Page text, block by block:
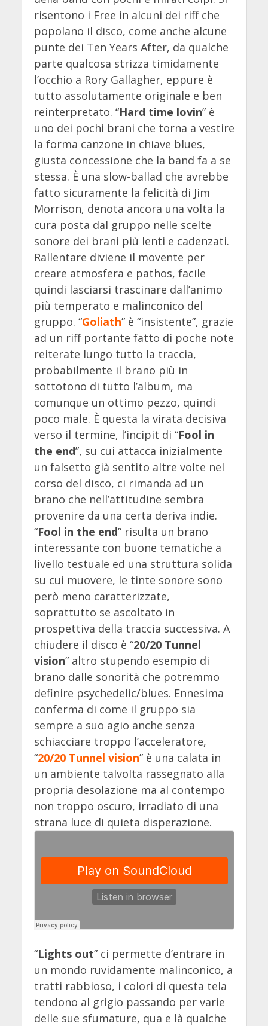
risentono i Free in alcuni dei riff che
popolano il disco, come anche alcune
punte dei Ten Years After, da qualche
parte qualcosa strizza timidamente
l’occhio a Rory Gallagher, eppure è
tutto assolutamente originale e ben
reinterpretato. “Hard time lovin” è
uno dei pochi brani che torna a vestire
la forma canzone in chiave blues,
giusta concessione che la band fa a se
stessa. È una slow-ballad che avrebbe
fatto sicuramente la felicità di Jim
Morrison, denota ancora una volta la
cura posta dal gruppo nelle scelte
sonore dei brani più lenti e cadenzati.
Rallentare diviene il movente per
creare atmosfera e pathos, facile
quindi lasciarsi trascinare dall’animo
più temperato e malinconico del
gruppo. “Goliath” è “insistente”, grazie
ad un riff portante fatto di poche note
reiterate lungo tutto la traccia,
probabilmente il brano più in
sottotono di tutto l’album, ma
comunque un ottimo pezzo, quindi
poco male. È questa la virata decisiva
verso il termine, l’incipit di “Fool in
the end”, su cui attacca inizialmente
un falsetto già sentito altre volte nel
corso del disco, ci rimanda ad un
brano che nell’attitudine sembra
provenire da una certa deriva indie.
“Fool in the end” risulta un brano
interessante con buone tematiche a
livello testuale ed una struttura solida
su cui muovere, le tinte sonore sono
però meno caratterizzate,
soprattutto se ascoltato in
prospettiva della traccia successiva. A
chiudere il disco è “20/20 Tunnel
vision” altro stupendo esempio di
brano dalle sonorità che potremmo
definire psychedelic/blues. Ennesima
conferma di come il gruppo sia
sempre a suo agio anche senza
schiacciare troppo l’acceleratore,
“20/20 Tunnel vision” è una calata in
un ambiente talvolta rassegnato alla
propria desolazione ma al contempo
non troppo oscuro, irradiato di una
strana luce di quieta disperazione.
“Lights out” ci permette d’entrare in
un mondo ruvidamente malinconico, a
tratti rabbioso, i colori di questa tela
tendono al grigio passando per varie
delle sue sfumature, qua e là qualche